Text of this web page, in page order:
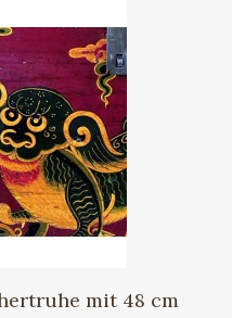
mit 48 cm